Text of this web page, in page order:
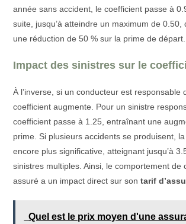
année sans accident, le coefficient passe à
suite, jusqu’à atteindre un maximum de 0.50,
une réduction de 50 % sur la prime de départ.
Impact des sinistres sur le
À l’inverse, si un conducteur est responsable
coefficient augmente. Pour un sinistre
coefficient passe à 1.25, entraînant une
prime. Si plusieurs accidents se produisent,
encore plus significative, atteignant jusqu’à
sinistres multiples. Ainsi, le comportement de
assuré a un impact direct sur sontarif
Quel est le prix moyen d'une